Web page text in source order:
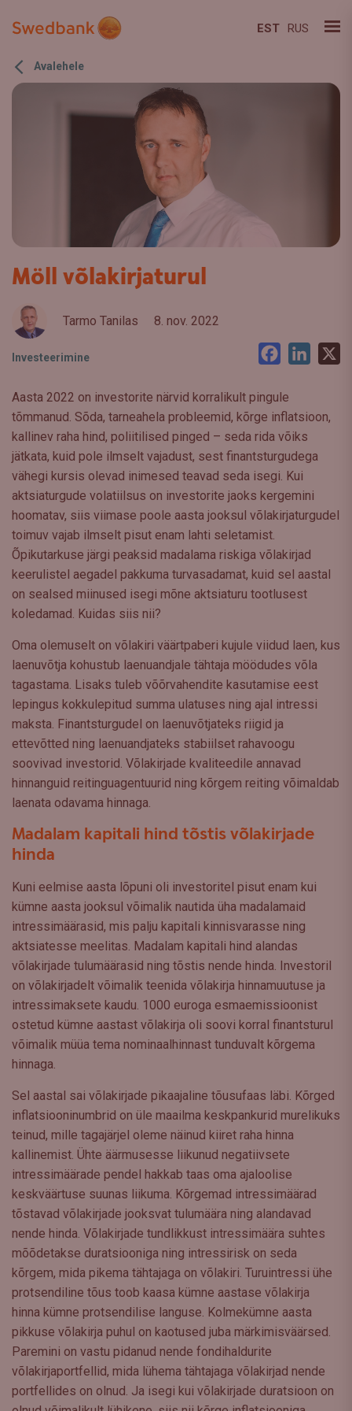
EST RUS
Avalehele
Möll võlakirjaturul
Tarmo Tanilas 8. nov. 2022
Investeerimine Facebook
Aasta 2022 on investorite närvid korralikult pingule
tõmmanud. Sõda, tarneahela probleemid, kõrge inflatsioon,
kallinev raha hind, poliitilised pinged – seda rida võiks
jätkata, kuid pole ilmselt vajadust, sest finantsturgudega
vähegi kursis olevad inimesed teavad seda isegi. Kui
aktsiaturgude volatiilsus on investorite jaoks kergemini
hoomatav, siis viimase poole aasta jooksul võlakirjaturgudel
toimuv vajab ilmselt pisut enam lahti seletamist.
Õpikutarkuse järgi peaksid madalama riskiga võlakirjad
keerulistel aegadel pakkuma turvasadamat, kuid sel aastal
on sealsed miinused isegi mõne aktsiaturu tootlusest
koledamad. Kuidas siis nii?
Oma olemuselt on võlakiri väärtpaberi kujule viidud laen, kus
laenuvõtja kohustub laenuandjale tähtaja möödudes võla
tagastama. Lisaks tuleb võõrvahendite kasutamise eest
lepingus kokkulepitud summa ulatuses ning ajal intressi
maksta. Finantsturgudel on laenuvõtjateks riigid ja
ettevõtted ning laenuandjateks stabiilset rahavoogu
soovivad investorid. Võlakirjade kvaliteedile annavad
hinnanguid reitinguagentuurid ning kõrgem reiting võimaldab
laenata odavama hinnaga.
Madalam kapitali hind tõstis võlakirjade
hinda
Kuni eelmise aasta lõpuni oli investoritel pisut enam kui
kümne aasta jooksul võimalik nautida üha madalamaid
intressimäärasid, mis palju kapitali kinnisvarasse ning
aktsiatesse meelitas. Madalam kapitali hind alandas
võlakirjade tulumäärasid ning tõstis nende hinda. Investoril
on võlakirjadelt võimalik teenida võlakirja hinnamuutuse ja
intressimaksete kaudu. 1000 euroga esmaemissioonist
ostetud kümne aastast võlakirja oli soovi korral finantsturul
võimalik müüa tema nominaalhinnast tunduvalt kõrgema
hinnaga.
Sel aastal sai võlakirjade pikaajaline tõusufaas läbi. Kõrged
inflatsiooninumbrid on üle maailma keskpankurid murelikuks
teinud, mille tagajärjel oleme näinud kiiret raha hinna
kallinemist. Ühte äärmusesse liikunud negatiivsete
intressimäärade pendel hakkab taas oma ajaloolise
keskväärtuse suunas liikuma. Kõrgemad intressimäärad
tõstavad võlakirjade jooksvat tulumäära ning alandavad
nende hinda. Võlakirjade tundlikkust intressimäära suhtes
mõõdetakse duratsiooniga ning intressirisk on seda
kõrgem, mida pikema tähtajaga on võlakiri. Turuintressi ühe
protsendiline tõus toob kaasa kümne aastase võlakirja
hinna kümne protsendilise languse. Kolmekümne aasta
pikkuse võlakirja puhul on kaotused juba märkimisväärsed.
Paremini on vastu pidanud nende fondihaldurite
võlakirjaportfellid, mida lühema tähtajaga võlakirjad nende
portfellides on olnud. Ja isegi kui võlakirjade duratsioon on